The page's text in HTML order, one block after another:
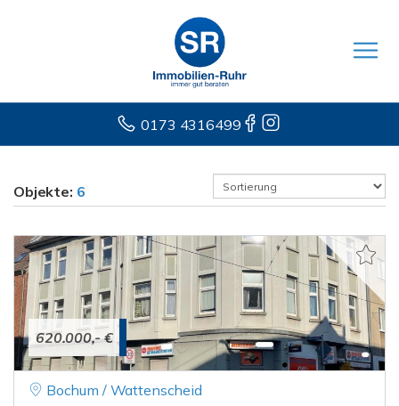
0173 4316499
Objekte: 6
620.000,- €
Bochum / Wattenscheid